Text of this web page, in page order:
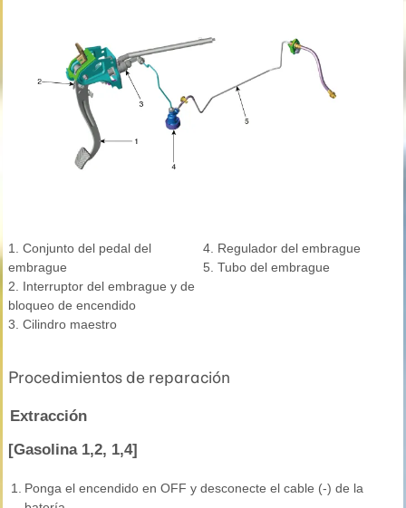
1. Conjunto del pedal del
embrague
2. Interruptor del embrague y de
bloqueo de encendido
3. Cilindro maestro
4. Regulador del embrague
5. Tubo del embrague
Procedimientos de reparación
Extracción
[Gasolina 1,2, 1,4]
1.
Ponga el encendido en OFF y desconecte el cable (-) de la